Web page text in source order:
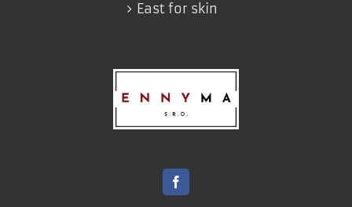
East for skin